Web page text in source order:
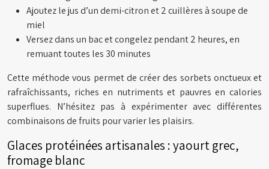
Ajoutez le jus d’un demi-citron et 2 cuillères à soupe de
miel
Versez dans un bac et congelez pendant 2 heures, en
remuant toutes les 30 minutes
Cette méthode vous permet de créer des sorbets onctueux et
rafraîchissants, riches en nutriments et pauvres en calories
superflues. N’hésitez pas à expérimenter avec différentes
combinaisons de fruits pour varier les plaisirs.
Glaces protéinées artisanales : yaourt grec,
fromage blanc